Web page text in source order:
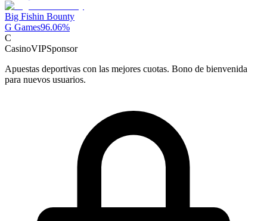
Big Fishin Bounty
G Games96.06%
C
CasinoVIPSponsor
Apuestas deportivas con las mejores cuotas. Bono de bienvenida
para nuevos usuarios.